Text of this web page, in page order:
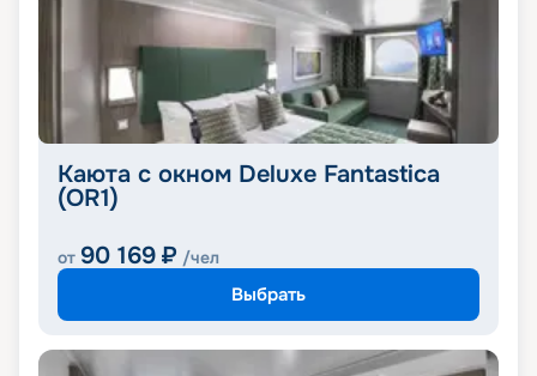
Каюта с окном Deluxe Fantastica
(OR1)
от 90 169 ₽ /чел
Выбрать